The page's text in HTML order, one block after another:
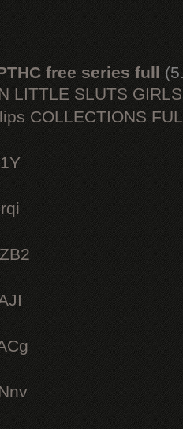
free series full
LITTLE SLUTS
COLLECTIONS